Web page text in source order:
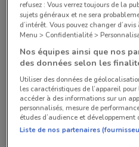
3.1 km
162 RUE LAMARCK
3.6 km
43 RUE DES ACACIAS
4 km
refusez : Vous verrez toujours de la
sujets généraux et ne sera
d’intérêt. Vous pouvez changer
Menu > Confidentialité >
Nos équipes ainsi que nos
des données selon les
Utiliser des données de
les caractéristiques de l’appareil
accéder à des informations sur un
personnalisés, mesure de
études d’audience et développement
Liste de nos partenaires